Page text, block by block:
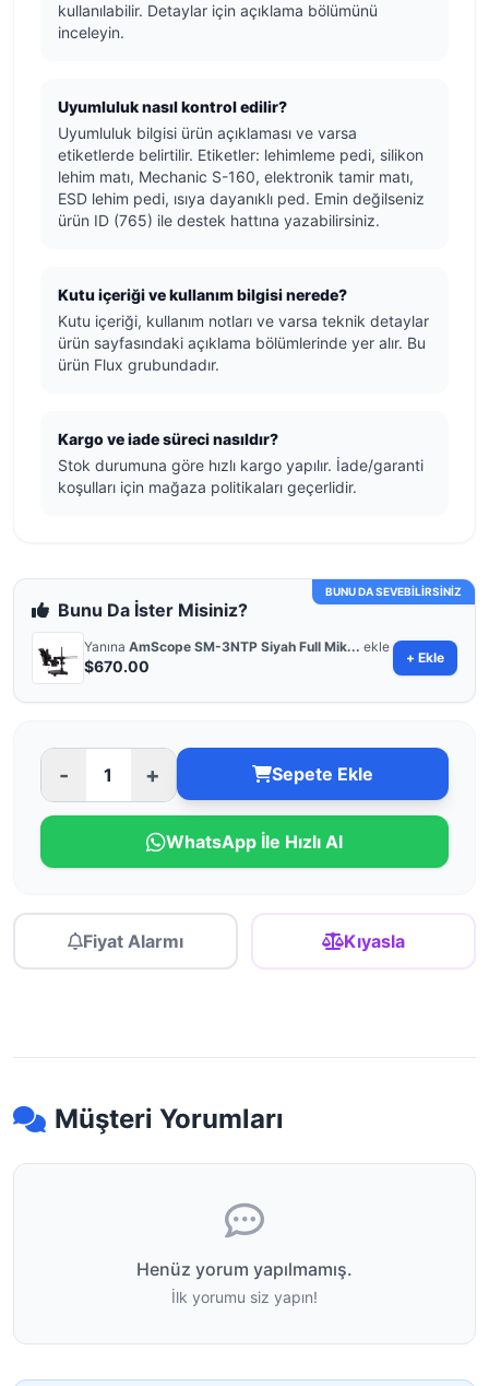
kullanılabilir. Detaylar için açıklama bölümünü
inceleyin.
Uyumluluk nasıl kontrol edilir?
Uyumluluk bilgisi ürün açıklaması ve varsa
etiketlerde belirtilir. Etiketler: lehimleme pedi, silikon
lehim matı, Mechanic S-160, elektronik tamir matı,
ESD lehim pedi, ısıya dayanıklı ped. Emin değilseniz
ürün ID (765) ile destek hattına yazabilirsiniz.
Kutu içeriği ve kullanım bilgisi nerede?
Kutu içeriği, kullanım notları ve varsa teknik detaylar
ürün sayfasındaki açıklama bölümlerinde yer alır. Bu
ürün Flux grubundadır.
Kargo ve iade süreci nasıldır?
Stok durumuna göre hızlı kargo yapılır. İade/garanti
koşulları için mağaza politikaları geçerlidir.
BUNU DA SEVEBİLİRSİNİZ
Bunu Da İster Misiniz?
Yanına AmScope SM-3NTP Siyah Full Mik... ekle
$670.00 + Ekle
- + Sepete Ekle
WhatsApp İle Hızlı Al
Fiyat Alarmı Kıyasla
Müşteri Yorumları
Henüz yorum yapılmamış.
İlk yorumu siz yapın!